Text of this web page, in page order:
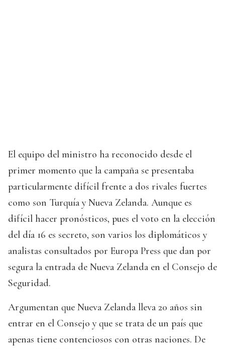
El equipo del ministro ha reconocido desde el
primer momento que la campaña se presentaba
particularmente difícil frente a dos rivales fuertes
como son Turquía y Nueva Zelanda. Aunque es
difícil hacer pronósticos, pues el voto en la elección
del día 16 es secreto, son varios los diplomáticos y
analistas consultados por Europa Press que dan por
segura la entrada de Nueva Zelanda en el Consejo de
Seguridad.
Argumentan que Nueva Zelanda lleva 20 años sin
entrar en el Consejo y que se trata de un país que
apenas tiene contenciosos con otras naciones. De